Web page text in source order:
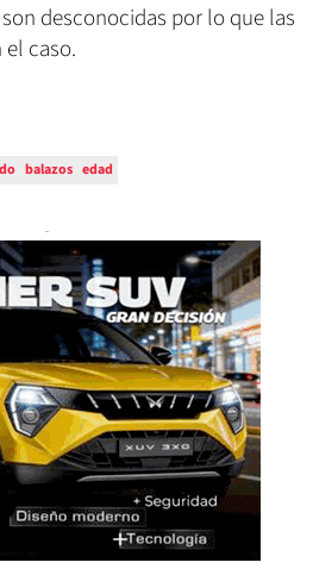
desconocidas por lo que las
caso.
balazos edad